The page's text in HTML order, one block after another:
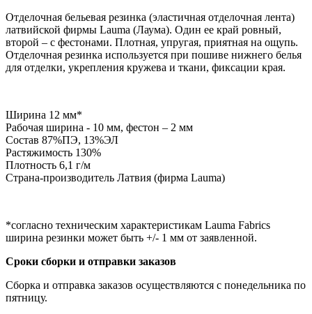
Отделочная бельевая резинка (эластичная отделочная лента)
латвийской фирмы Lauma (Лаума). Один ее край ровный,
второй – с фестонами. Плотная, упругая, приятная на ощупь.
Отделочная резинка используется при пошиве нижнего белья
для отделки, укрепления кружева и ткани, фиксации края.
Ширина 12 мм*
Рабочая ширина - 10 мм, фестон – 2 мм
Состав 87%ПЭ, 13%ЭЛ
Растяжимость 130%
Плотность 6,1 г/м
Страна-производитель Латвия (фирма Lauma)
*согласно техническим характеристикам Lauma Fabrics
ширина резинки может быть +/- 1 мм от заявленной.
Сроки сборки и отправки заказов
Сборка и отправка заказов осуществляются с понедельника по
пятницу.